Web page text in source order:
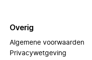
Overig
Algemene voorwaarden
Privacywetgeving